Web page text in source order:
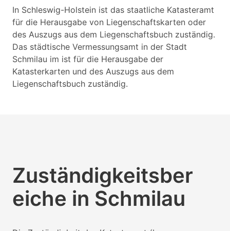
In Schleswig-Holstein ist das staatliche Katasteramt
für die Herausgabe von Liegenschaftskarten oder
des Auszugs aus dem Liegenschaftsbuch zuständig.
Das städtische Vermessungsamt in der Stadt
Schmilau im ist für die Herausgabe der
Katasterkarten und des Auszugs aus dem
Liegenschaftsbuch zuständig.
Zuständigkeitsber
eiche in Schmilau